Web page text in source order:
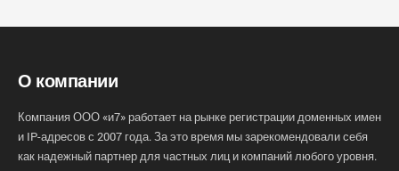
О компании
Компания ООО «и7» работает на рынке регистрации доменных имен
и IP-адресов с 2007 года. За это время мы зарекомендовали себя
как надежный партнер для частных лиц и компаний любого уровня.